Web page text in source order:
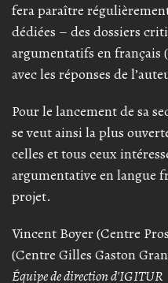
fera paraître
dédiées – des dossiers
argumentatifs en français
avec les réponses de
Pour le lancement de sa
se veut ainsi la plus
celles et tous ceux
argumentative en langue
projet.
Vincent Boyer (Centre
(Centre Gilles Gaston
Équipe de direction d'IGITUR